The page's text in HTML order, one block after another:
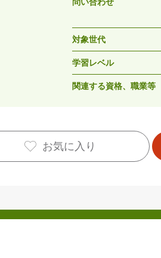
対象世代
学習レベル
関連する資格、職業等
お気に入り